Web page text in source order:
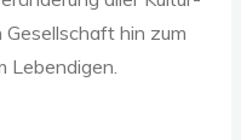
hin zum
Lebendigen.